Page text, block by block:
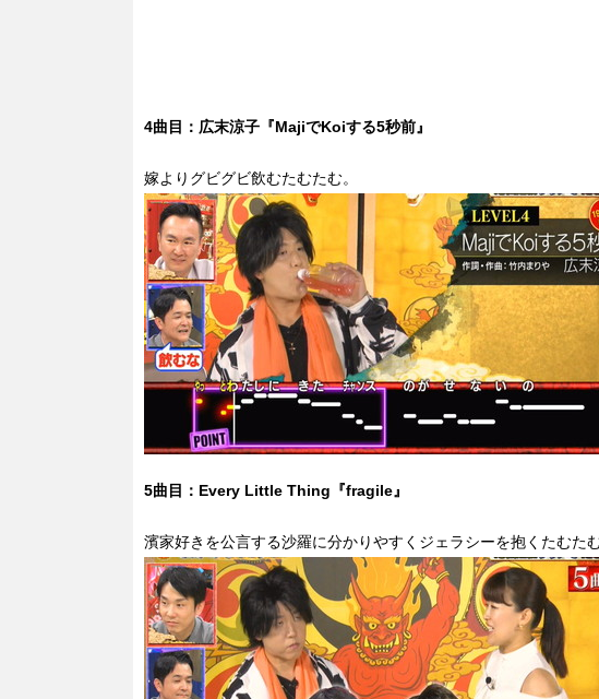
4曲目：広末涼子『MajiでKoiする5秒前』
嫁よりグビグビ飲むたむたむ。
5曲目：Every Little Thing『fragile』
濱家好きを公言する沙羅に分かりやすくジェラシーを抱くたむたむ